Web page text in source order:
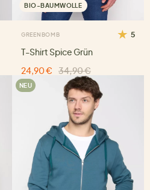
BIO-BAUMWOLLE
GREENBOMB 5
T-Shirt Spice Grün
24,90 €
34,90 €
NEU